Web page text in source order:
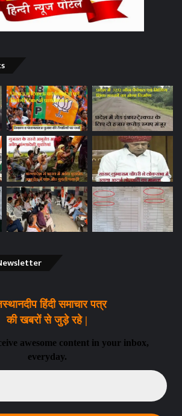
हिंदी समाचार पत्र
की खबरों से जुड़े रहे |
awesome content in your inbox,
everyday.